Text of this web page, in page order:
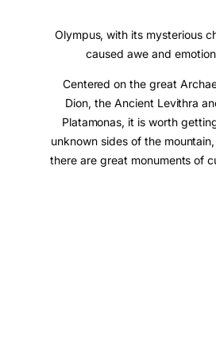
Olympus, with its mysterious
caused awe and
Centered on the great
Dion, the Ancient Levithra
Platamonas, it is worth
unknown sides of the
there are great monuments of